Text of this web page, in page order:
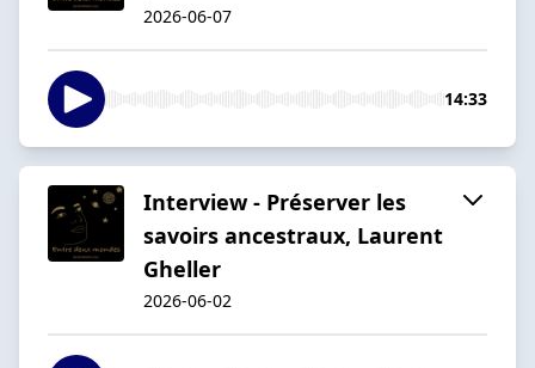
2026-06-07
14:33
Interview - Préserver les
savoirs ancestraux, Laurent
Gheller
2026-06-02